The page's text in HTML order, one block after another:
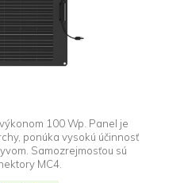
100 Wp. Panel je
ponúka vysokú účinnosť
Samozrejmosťou sú
MC4.